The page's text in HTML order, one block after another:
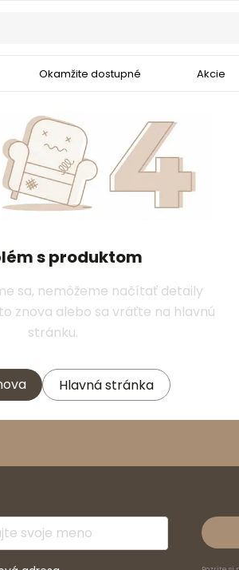
Okamžite dostupné Akcie
s produktom
sa, nemôžeme načítať detaily
znova alebo sa vráťte na hlavnú
stránku.
Hlavná stránka